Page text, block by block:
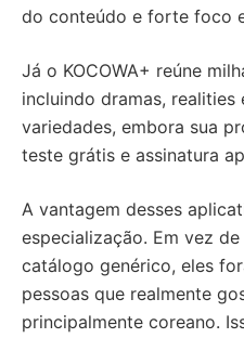
do conteúdo e forte foco
Já o KOCOWA+ reúne
incluindo dramas, realities
variedades, embora sua
teste grátis e assinatura
A vantagem desses
especialização. Em vez
catálogo genérico, eles
pessoas que realmente
principalmente coreano.